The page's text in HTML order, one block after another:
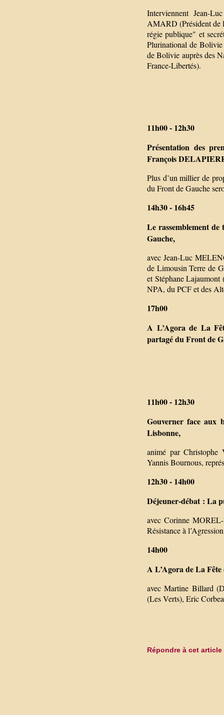
Interviennent Jean-
AMARD (Président de
régie publique" et
Plurinational de
de Bolivie auprès des
France-Libertés).
11h00 - 12h30
Présentation des
François
Plus d’un millier de
du Front de Gauche
14h30 - 16h45
Le rassemblement de
Gauche,
avec Jean-Luc
de Limousin Terre de
et Stéphane
NPA, du PCF et des
17h00
A L’Agora de La
partagé du Front de
11h00 - 12h30
Gouverner face aux
Lisbonne,
animé par Christophe
Yannis Bournous,
12h30 - 14h00
Déjeuner-débat : La
avec Corinne
Résistance à
14h00
A L’Agora de La
avec Martine Billard
(Les Verts), Eric
Répondre à cet article